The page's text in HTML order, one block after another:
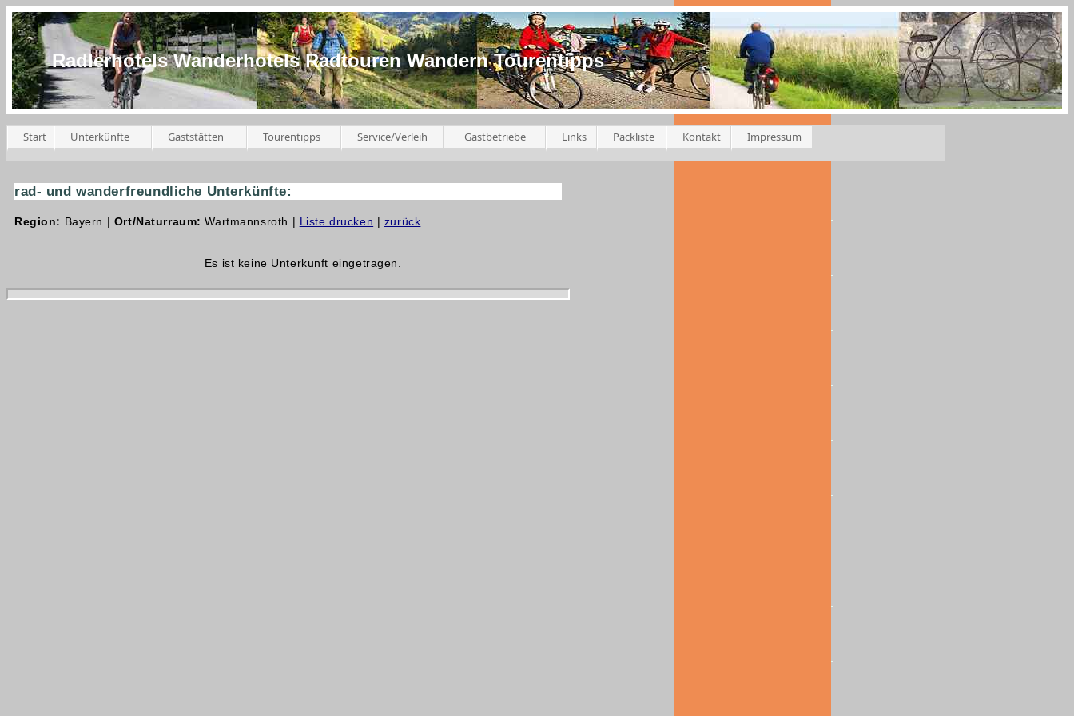
Radlerhotels Wanderhotels Radtouren Wandern Tourentipps
Start Unterkünfte Gaststätten Tourentipps Service/Verleih Gastbetriebe Links Packliste Kontakt Impressum
rad- und wanderfreundliche Unterkünfte:
Region: Bayern | Ort/Naturraum:Wartmannsroth | Liste drucken | zurück
Es ist keine Unterkunft eingetragen.